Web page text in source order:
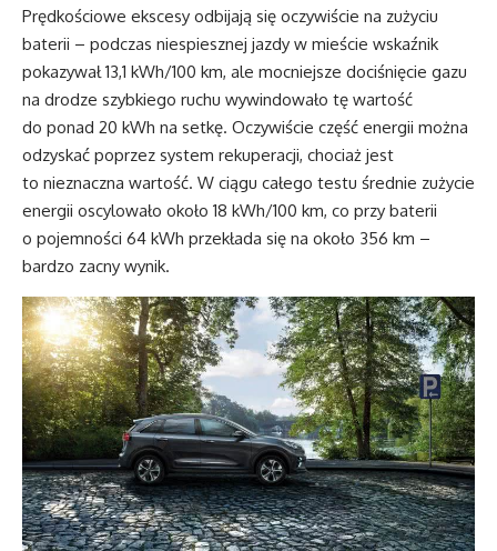
Prędkościowe ekscesy odbijają się oczywiście na zużyciu
baterii – podczas niespiesznej jazdy w mieście wskaźnik
pokazywał 13,1 kWh/100 km, ale mocniejsze dociśnięcie gazu
na drodze szybkiego ruchu wywindowało tę wartość
do ponad 20 kWh na setkę. Oczywiście część energii można
odzyskać poprzez system rekuperacji, chociaż jest
to nieznaczna wartość. W ciągu całego testu średnie zużycie
energii oscylowało około 18 kWh/100 km, co przy baterii
o pojemności 64 kWh przekłada się na około 356 km –
bardzo zacny wynik.